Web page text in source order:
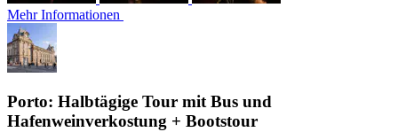
Mehr Informationen
Porto: Halbtägige Tour mit Bus und
Hafenweinverkostung + Bootstour